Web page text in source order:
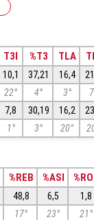
T3I %T3 TLA
10,1 37,21 16,4
22° 4° 3°
7,8 30,19 16,2
1° 3° 20°
%REB %ASI
48,8 6,5
1,8
17° 23°
21°